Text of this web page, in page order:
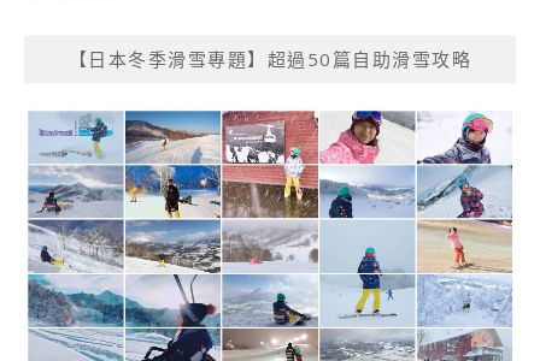
【日本冬季滑雪專題】超過50篇自助滑雪攻略